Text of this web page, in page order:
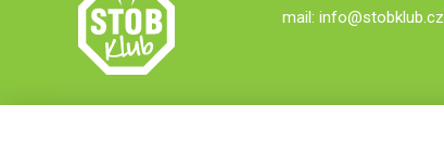
mail: info@stobklub.cz